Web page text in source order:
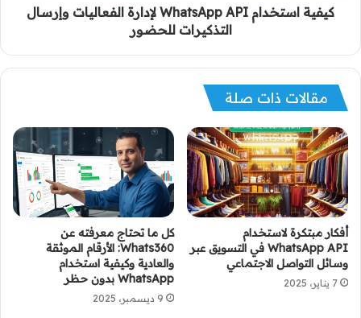
كيفية استخدام WhatsApp API لإدارة الفعاليات وإرسال
التذكيرات للحضور
مقالات ذات صلة
أفكار مبتكرة لاستخدام
WhatsApp API في التسويق عبر
وسائل التواصل الاجتماعي
7 يناير، 2025
كل ما تحتاج معرفته عن
Whats360: الأرقام الموثقة
والعادية وكيفية استخدام
WhatsApp بدون حظر
9 ديسمبر، 2025